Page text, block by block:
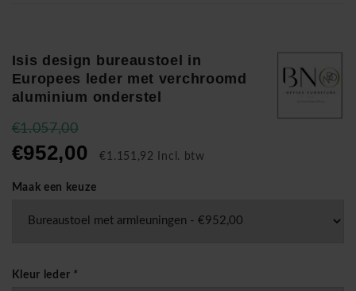
Isis design bureaustoel in
Europees leder met verchroomd
aluminium onderstel
€1.057,00
€952,00 €1.151,92 Incl. btw
Maak een keuze
Kleur leder *